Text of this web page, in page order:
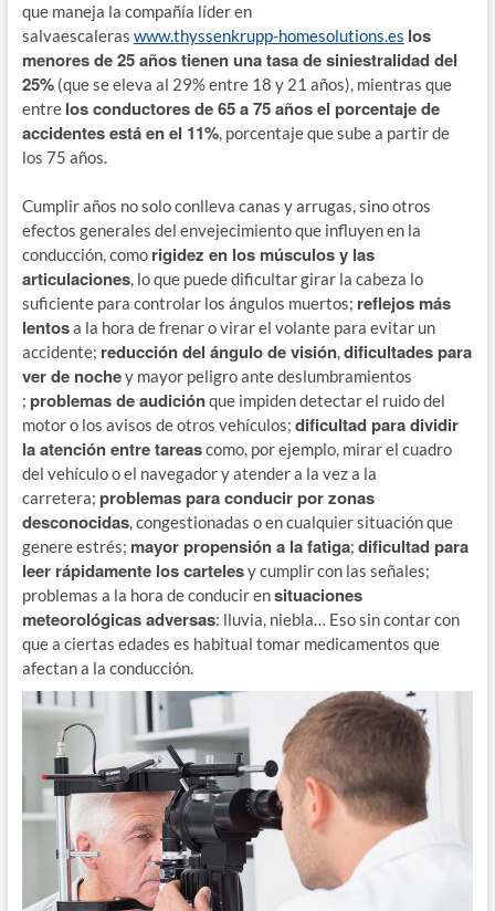
que maneja la compañía líder en
salvaescaleras www.thyssenkrupp-homesolutions.es los
menores de 25 años tienen una tasa de siniestralidad del
25%(que se eleva al 29% entre 18 y 21 años), mientras que
entre los conductores de 65 a 75 años el porcentaje de
accidentes está en el 11%, porcentaje que sube a partir de
los 75 años.
Cumplir años no solo conlleva canas y arrugas, sino otros
efectos generales del envejecimiento que influyen en la
conducción, como rigidez en los músculos y las
articulaciones, lo que puede dificultar girar la cabeza lo
suficiente para controlar los ángulos muertos; reflejos más
lentosa la hora de frenar o virar el volante para evitar un
accidente; reducción del ángulo de visión,dificultades para
ver de nochey mayor peligro ante deslumbramientos
; problemas de audiciónque impiden detectar el ruido del
motor o los avisos de otros vehículos; dificultad para dividir
la atención entre tareascomo, por ejemplo, mirar el cuadro
del vehículo o el navegador y atender a la vez a la
carretera; problemas para conducir por zonas
desconocidas, congestionadas o en cualquier situación que
genere estrés; mayor propensión a la fatiga; dificultad para
leer rápidamente los cartelesy cumplir con las señales;
problemas a la hora de conducir ensituaciones
meteorológicas adversas: lluvia, niebla… Eso sin contar con
que a ciertas edades es habitual tomar medicamentos que
afectan a la conducción.